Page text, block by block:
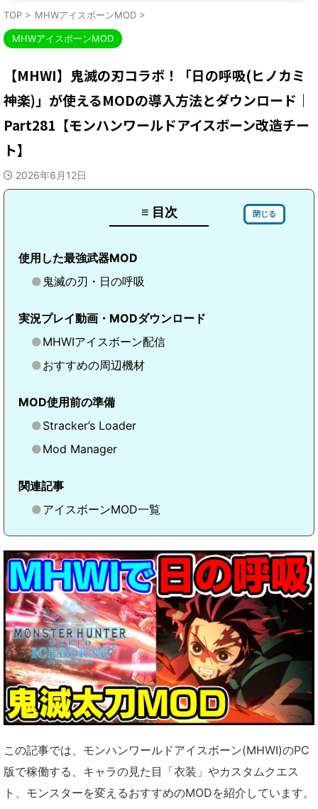
TOP > MHWアイスボーンMOD >
MHWアイスボーンMOD
【MHWI】鬼滅の刃コラボ！「日の呼吸(ヒノカミ
神楽)」が使えるMODの導入方法とダウンロード｜
Part281【モンハンワールドアイスボーン改造チー
ト】
2026年6月12日
≡ 目次 閉じる
使用した最強武器MOD
鬼滅の刃・日の呼吸
実況プレイ動画・MODダウンロード
MHWIアイスボーン配信
おすすめの周辺機材
MOD使用前の準備
Stracker’s Loader
Mod Manager
関連記事
アイスボーンMOD一覧
この記事では、モンハンワールドアイスボーン(MHWI)のPC
版で稼働する、キャラの見た目「衣装」やカスタムクエス
ト、モンスターを変えるおすすめのMODを紹介しています。